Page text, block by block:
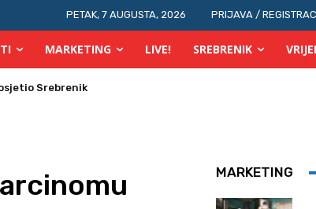
PETAK, 7 AUGUSTA, 2026 PRIJAVA /
MARKETING LIVE! SREBRENIK
MARKETING